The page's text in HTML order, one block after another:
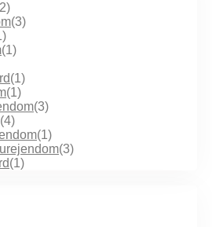
(3)
(1)
(1)
(1)
(3)
(4)
(1)
(3)
(1)